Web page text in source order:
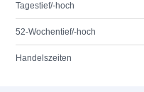
Tagestief/-hoch
52-Wochentief/-hoch
Handelszeiten